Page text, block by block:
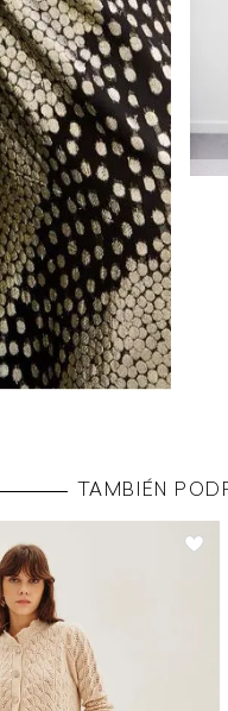
TAMBIÉN